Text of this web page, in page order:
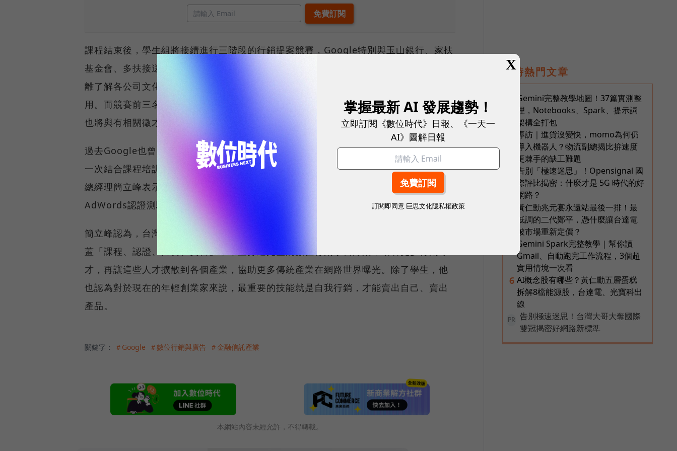
課程結束後，學生組將接續進行三階段的行銷提案競賽，Google特別與玉山銀行、家扶
基金會、多扶接送及時代基金會等多家企業和公益團體合作，讓學生實際進入企業近距
離了解各公司文化、產品與服務，量身打造符合各企業的行銷提案，結合理論與實際應
用。而競賽前三名的參賽者將可直接進入玉山銀行實習，取得Google AdWords認證者
也將與有相關徵才需求的企業進行媒合。
過去Google也曾舉辦過類似的行銷競賽，但活動重心皆放在比賽上，此次GAC計畫是第
一次結合課程培訓和認證測驗。雖未透露舉辦GAC計畫的花費金額，但Google台灣董事
總經理簡立峰表示，坊間Google AdWords課程，半天就要價3000元，而Google
AdWords認證測驗報名費則需50美元，以上費用都由Google全數吸收。
簡立峰認為，台灣產業需要升級，但學校接觸數位行銷的資訊卻很少，因此GAC計畫涵
蓋「課程、認證、比賽、實習」，希望打造完整的數位行銷學習方案，培養更多行銷專
才，再讓這些人才擴散到各個產業，協助更多傳統產業在網路世界曝光。除了學生，他
也認為對於現在的年輕創業家來說，最重要的技能就是自我行銷，才能賣出自己、賣出
產品。
關鍵字： ＃Google ＃數位行銷與廣告 ＃金融信託產業
本網站內容未經允許，不得轉載。
即時熱門文章
Gemini完整教學地圖！37篇實測整
理，Notebooks、Spark、提示詞
架構全打包
專訪｜進貨沒變快，momo為何仍
導入機器人？物流副總揭比拚速度
更棘手的缺工難題
告別「極速迷思」！Opensignal 國
際評比揭密：什麼才是 5G 時代的好
網路？
黃仁勳兆元宴永遠站最後一排！最
低調的二代鄭平，憑什麼讓台達電
被市場重新定價？
Gemini Spark完整教學｜幫你讀
Gmail、自動跑完工作流程，3個超
實用情境一次看
6 AI概念股有哪些？黃仁勳五層蛋糕
拆解8檔能源股，台達電、光寶科出
線
PR
告別極速迷思！台灣大哥大奪國際
雙冠揭密好網路新標準
X
掌握最新 AI 發展趨勢！
立即訂閱《數位時代》日報、《一天一
AI》圖解日報
訂閱即同意 巨思文化隱私權政策